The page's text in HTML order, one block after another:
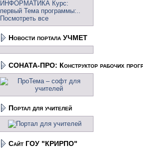
ИНФОРМАТИКА Курс:
первый Тема программы:..
Посмотреть все
Новости портала УЧМЕТ
СОНАТА-ПРО: Конструктор рабочих
Портал для учителей
Сайт ГОУ "КРИРПО"